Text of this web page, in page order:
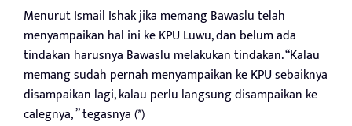
Menurut Ismail Ishak jika memang Bawaslu telah
menyampaikan hal ini ke KPU Luwu, dan belum ada
tindakan harusnya Bawaslu melakukan tindakan. “Kalau
memang sudah pernah menyampaikan ke KPU sebaiknya
disampaikan lagi, kalau perlu langsung disampaikan ke
calegnya, ” tegasnya (*)